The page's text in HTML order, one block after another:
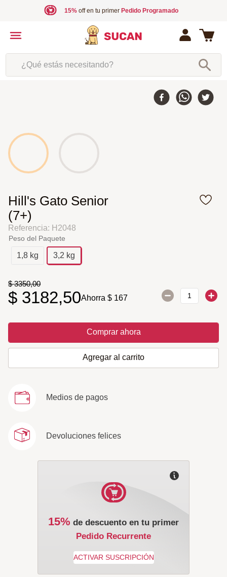
15%off en tu primer Pedido Programado
¿Qué estás necesitando?
-5 %
Hill's Gato Senior
(7+)
Referencia: H2048
Peso del Paquete
1,8 kg 3,2 kg
$ 3350,00
$ 3182,50Ahorra$ 167
Comprar ahora
Agregar al carrito
Medios de pagos
Devoluciones felices
15% de descuento en tu primer
Pedido Recurrente